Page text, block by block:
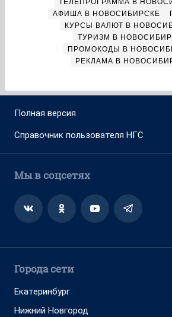
ТЕЛЕПРОГРАММА В
АФИША В НОВОСИБИРСКЕ
КУРСЫ ВАЛЮТ В
ТУРИЗМ В
ПРОМОКОДЫ В
РЕКЛАМА В
Полная версия
Справочник пользователя НГС
Мы в соцсетях
Города сети
Екатеринбург
Нижний Новгород